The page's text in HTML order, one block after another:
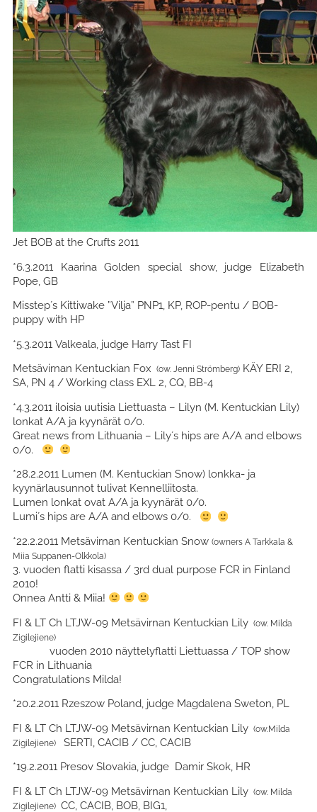
Jet BOB at the Crufts 2011
*6.3.2011 Kaarina Golden special show, judge Elizabeth
Pope, GB
Misstep´s Kittiwake ”Vilja” PNP1, KP, ROP-pentu / BOB-
puppy with HP
*5.3.2011 Valkeala, judge Harry Tast FI
Metsävirnan Kentuckian Fox (ow. Jenni Strömberg) KÄY ERI 2,
SA, PN 4 / Working class EXL 2, CQ, BB-4
*4.3.2011 iloisia uutisia Liettuasta – Lilyn (M. Kentuckian Lily)
lonkat A/A ja kyynärät 0/0.
Great news from Lithuania – Lily´s hips are A/A and elbows
0/0.
*28.2.2011 Lumen (M. Kentuckian Snow) lonkka- ja
kyynärlausunnot tulivat Kennelliitosta.
Lumen lonkat ovat A/A ja kyynärät 0/0.
Lumi´s hips are A/A and elbows 0/0.
*22.2.2011 Metsävirnan Kentuckian Snow (owners A Tarkkala &
Miia Suppanen-Olkkola)
3. vuoden flatti kisassa / 3rd dual purpose FCR in Finland
2010!
Onnea Antti & Miia!
FI & LT Ch LTJW-09 Metsävirnan Kentuckian Lily (ow. Milda
Zigilejiene)
vuoden 2010 näyttelyflatti Liettuassa / TOP show
FCR in Lithuania
Congratulations Milda!
*20.2.2011 Rzeszow Poland, judge Magdalena Sweton, PL
FI & LT Ch LTJW-09 Metsävirnan Kentuckian Lily (ow.Milda
Zigilejiene)
SERTI, CACIB / CC, CACIB
*19.2.2011 Presov Slovakia, judge Damir Skok, HR
FI & LT Ch LTJW-09 Metsävirnan Kentuckian Lily (ow. Milda
Zigilejiene) CC, CACIB, BOB, BIG1,